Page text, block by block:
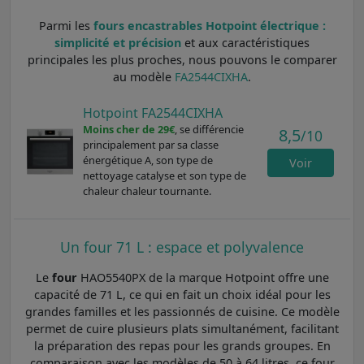
Parmi les fours encastrables Hotpoint électrique :
simplicité et précision et aux caractéristiques
principales les plus proches, nous pouvons le comparer
au modèle FA2544CIXHA.
Hotpoint FA2544CIXHA
Moins cher de 29€, se différencie
principalement par sa classe
énergétique A, son type de
nettoyage catalyse et son type de
chaleur chaleur tournante.
8,5/10
Voir
Un four 71 L : espace et polyvalence
Le four HAO5540PX de la marque Hotpoint offre une
capacité de 71 L, ce qui en fait un choix idéal pour les
grandes familles et les passionnés de cuisine. Ce modèle
permet de cuire plusieurs plats simultanément, facilitant
la préparation des repas pour les grands groupes. En